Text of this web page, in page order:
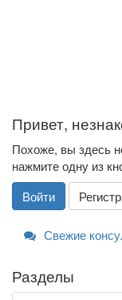
Привет,
Похоже, вы здесь
нажмите одну из
Войти
Свежие
Разделы